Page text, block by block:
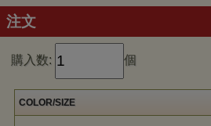
す。
注文
購入数: 個
COLOR/SIZE